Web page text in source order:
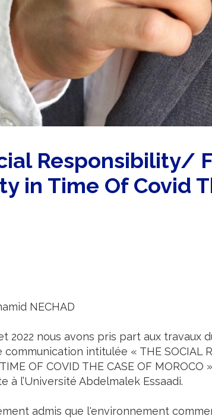
Responsibility/
in Time Of Covid
NECHAD
2022 nous avons pris part aux
intitulée « THE SOCIAL
OF COVID THE CASE OF
à l’Université Abdelmalek Essaadi.
admis que l'environnement